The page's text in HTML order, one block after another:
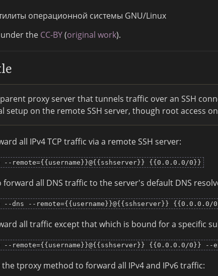
операционной системы GNU/Linux
the CC-BY(original work).
proxy server that tunnels traffic over an SSH
setup on the remote SSH server, though root access
all IPv4 TCP traffic via a remote SSH server:
remote={{username}}@{{sshserver}} {{0.0.0.0/0}}
forward all DNS traffic to the server's default DNS
dns --remote={{username}}@{{sshserver}} {{0.0.0.0/
all traffic except that which is bound for a specific
--remote={{username}}@{{sshserver}} {{0.0.0.0/0}} --
the tproxy method to forward all IPv4 and IPv6 traffic: